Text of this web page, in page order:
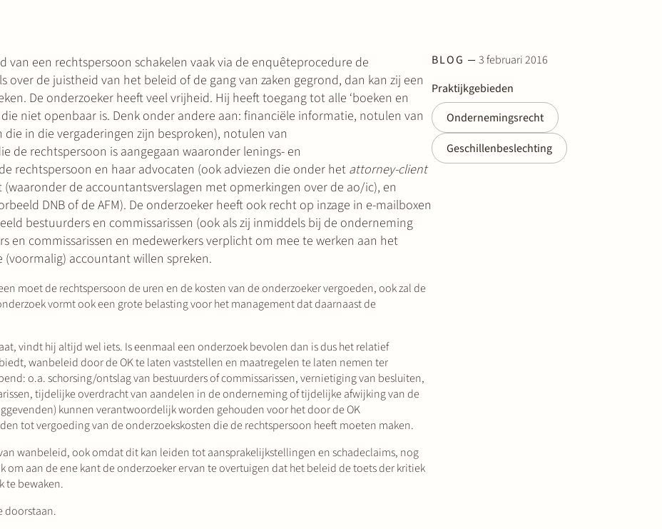
BLOG
3 februari 2016
Praktijkgebieden
Ondernemingsrecht
Geschillenbeslechting
een rechtspersoon schakelen vaak via de enquêteprocedure de
over de juistheid van het beleid of de gang van zaken gegrond, dan kan zij een
De onderzoeker heeft veel vrijheid. Hij heeft toegang tot alle ‘boeken en
niet openbaar is. Denk onder andere aan: financiële informatie, notulen van
die in die vergaderingen zijn besproken), notulen van
de rechtspersoon is aangegaan waaronder lenings- en
rechtspersoon en haar advocaten (ook adviezen die onder het attorney-client
de accountantsverslagen met opmerkingen over de ao/ic), en
DNB of de AFM). De onderzoeker heeft ook recht op inzage in e-mailboxen
bestuurders en commissarissen (ook als zij inmiddels bij de onderneming
en commissarissen en medewerkers verplicht om mee te werken aan het
(voormalig) accountant willen spreken.
moet de rechtspersoon de uren en de kosten van de onderzoeker vergoeden, ook zal de
vormt ook een grote belasting voor het management dat daarnaast de
vindt hij altijd wel iets. Is eenmaal een onderzoek bevolen dan is dus het relatief
wanbeleid door de OK te laten vaststellen en maatregelen te laten nemen ter
o.a. schorsing/ontslag van bestuurders of commissarissen, vernietiging van besluiten,
tijdelijke overdracht van aandelen in de onderneming of tijdelijke afwijking van de
kunnen verantwoordelijk worden gehouden voor het door de OK
tot vergoeding van de onderzoekskosten die de rechtspersoon heeft moeten maken.
wanbeleid, ook omdat dit kan leiden tot aansprakelijkstellingen en schadeclaims, nog
om aan de ene kant de onderzoeker ervan te overtuigen dat het beleid de toets der kritiek
te bewaken.
doorstaan.